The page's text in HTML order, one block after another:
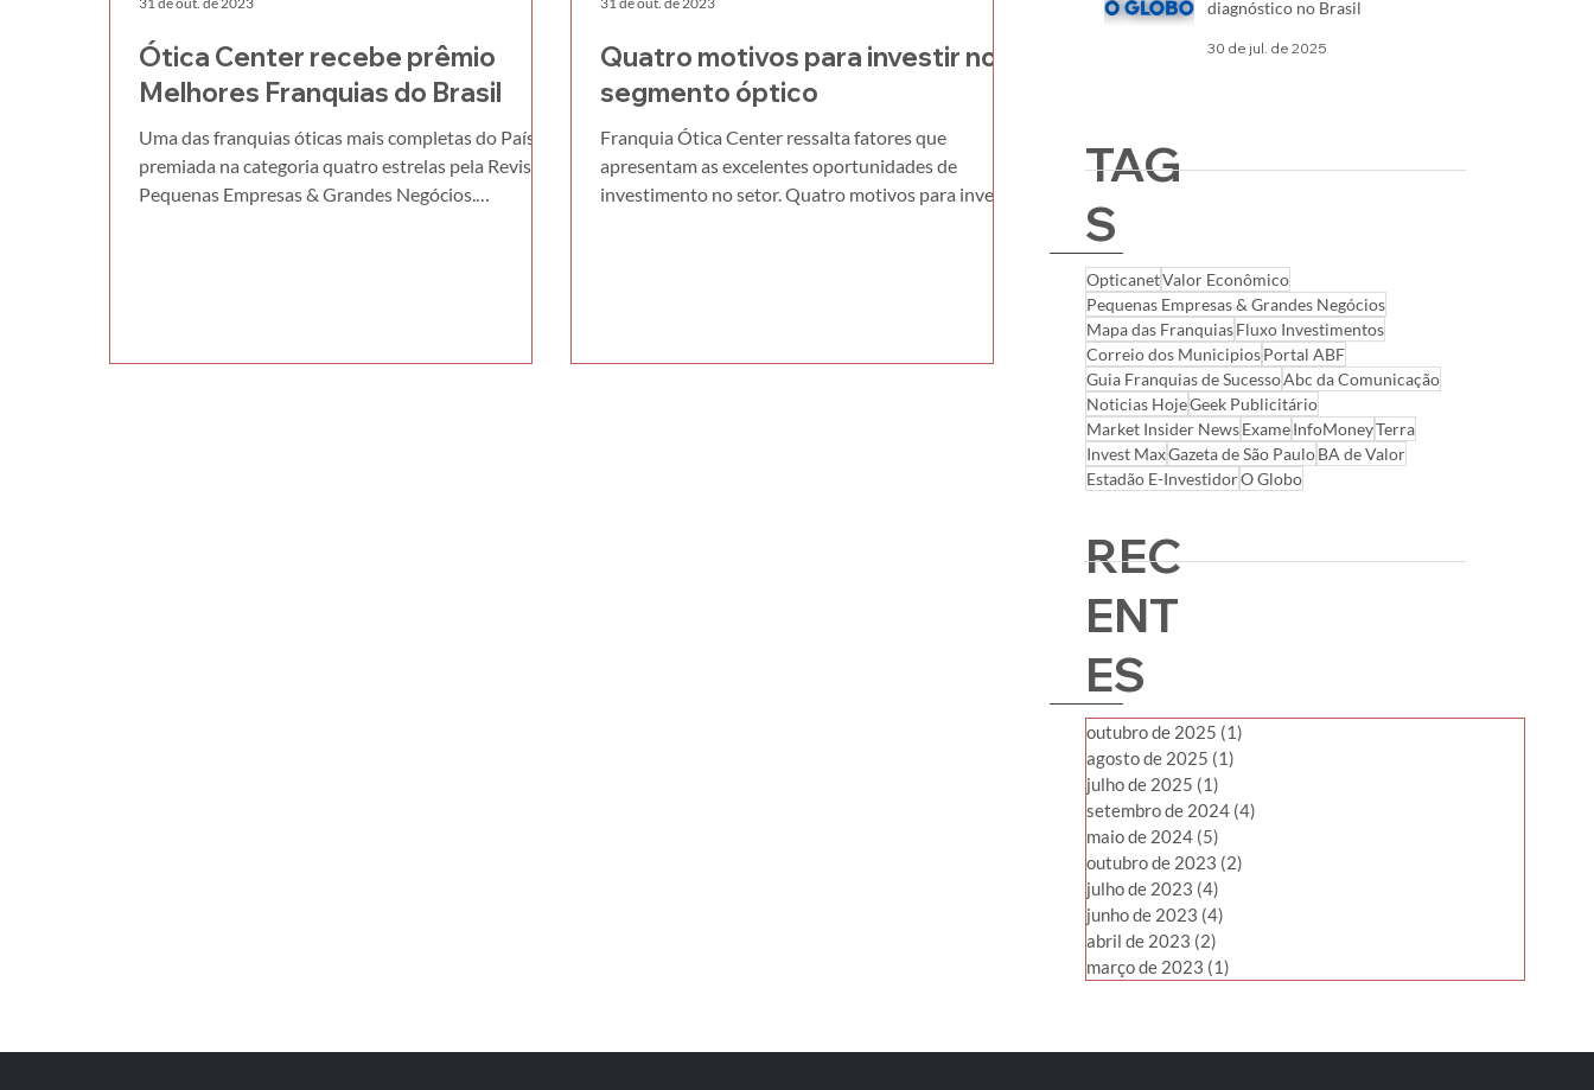
diagnóstico no Brasil
30 de jul. de 2025
TAG
S
OpticanetValor Econômico
Pequenas Empresas & Grandes Negócios
Mapa das FranquiasFluxo Investimentos
Correio dos MunicipiosPortal ABF
Guia Franquias de SucessoAbc da Comunicação
Noticias HojeGeek Publicitário
Market Insider NewsExameInfoMoneyTerra
Invest MaxGazeta de São PauloBA de Valor
Estadão E-InvestidorO Globo
REC
ENT
ES
outubro de 2025 (1)
agosto de 2025 (1)
julho de 2025 (1)
setembro de 2024 (4)
maio de 2024 (5)
outubro de 2023 (2)
julho de 2023 (4)
junho de 2023 (4)
abril de 2023 (2)
março de 2023 (1)
Ótica Center recebe prêmio
Melhores Franquias do Brasil
Uma das franquias óticas mais completas do País foi
premiada na categoria quatro estrelas pela Revista
Pequenas Empresas & Grandes Negócios.
Quatro motivos para investir no
segmento óptico
Franquia Ótica Center ressalta fatores que
apresentam as excelentes oportunidades de
investimento no setor. Quatro motivos para investir
destacou quatro motivos que esclarecem benefícios